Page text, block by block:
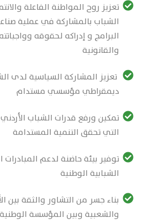
تعزيز روح المواطنة الفاعلة
الشباب بالمشاركة في عملية
البرامج و إدراكه لحقوقه
والقانونية
تعزيز المشاركة السياسية لدى
ديمقراطي مؤسسي مستدام
تمكين ورفع قدرات الشباب
التي تحقق التنمية المستدامة
توفير بيئة حاضنة لدعم المبادرات
الشبابية الوطنية
بناء جسر من التشاور والثقة بين
والشعبية وبين المؤسسة